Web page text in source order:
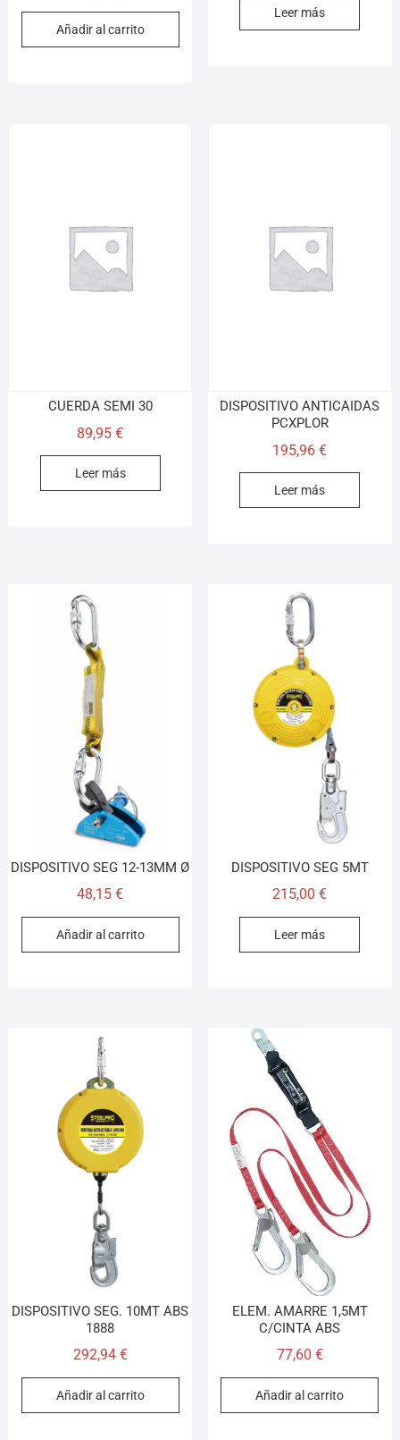
Añadir al carrito
Leer más
CUERDA SEMI 30
89,95€
Leer más
DISPOSITIVO ANTICAIDAS
PCXPLOR
195,96€
Leer más
DISPOSITIVO SEG 12-13MM Ø
48,15€
Añadir al carrito
DISPOSITIVO SEG 5MT
215,00€
Leer más
DISPOSITIVO SEG. 10MT ABS
1888
292,94 €
Añadir al carrito
ELEM. AMARRE 1,5MT
C/CINTA ABS
77,60 €
Añadir al carrito